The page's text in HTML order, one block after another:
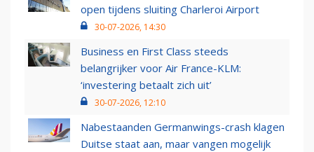
open tijdens sluiting Charleroi Airport
30-07-2026, 14:30
Business en First Class steeds
belangrijker voor Air France-KLM:
‘investering betaalt zich uit’
30-07-2026, 12:10
Nabestaanden Germanwings-crash klagen
Duitse staat aan, maar vangen mogelijk